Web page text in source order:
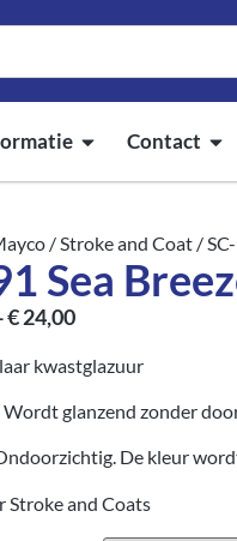
Contact
/Stroke and Coat /
Sea
€24,00
kwastglazuur
Wordt glanzend zonder
De kleur
Stroke and Coats